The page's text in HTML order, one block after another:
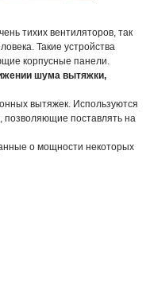
тихих вентиляторов, так
Такие устройства
корпусные панели.
шума вытяжки,
вытяжек. Используются
поставлять на
о мощности некоторых